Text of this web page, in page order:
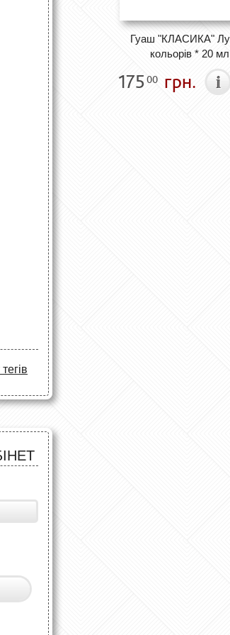
Гуаш "КЛАСИКА"
кольорів * 20 мл
175 00 грн.